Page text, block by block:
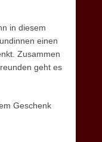
in diesem
einen
Zusammen
geht es
Geschenk